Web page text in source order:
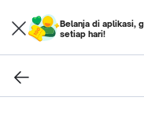
Belanja di aplikasi,
setiap hari!